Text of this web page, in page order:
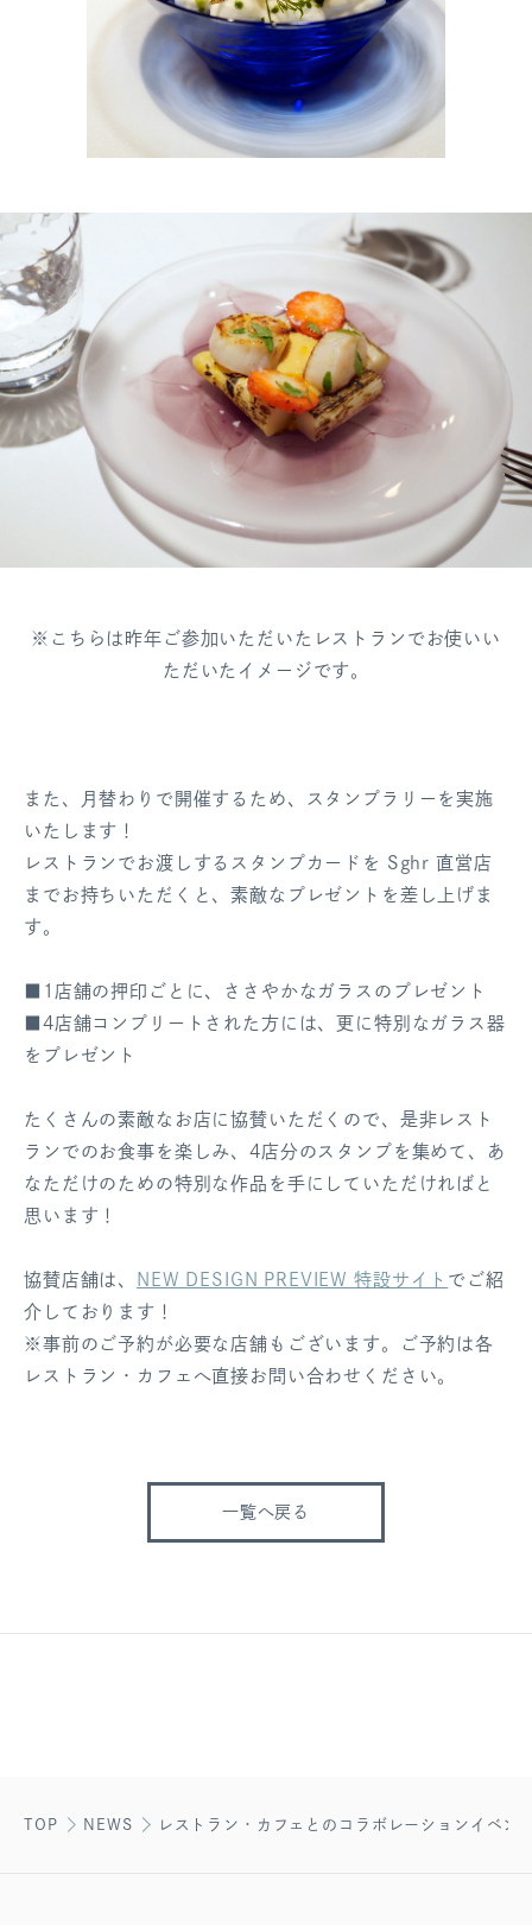
※こちらは昨年ご参加いただいたレストランでお使いい
ただいたイメージです。
また、月替わりで開催するため、スタンプラリーを実施
いたします！
レストランでお渡しするスタンプカードを Sghr 直営店
までお持ちいただくと、素敵なプレゼントを差し上げま
す。
■1店舗の押印ごとに、ささやかなガラスのプレゼント
■4店舗コンプリートされた方には、更に特別なガラス器
をプレゼント
たくさんの素敵なお店に協賛いただくので、是非レスト
ランでのお食事を楽しみ、4店分のスタンプを集めて、あ
なただけのための特別な作品を手にしていただければと
思います！
協賛店舗は、 NEW DESIGN PREVIEW 特設サイト でご紹
介しております！
※事前のご予約が必要な店舗もございます。ご予約は各
レストラン・カフェへ直接お問い合わせください。
一覧へ戻る
TOP NEWS レストラン・カフェとのコラボレーションイベン